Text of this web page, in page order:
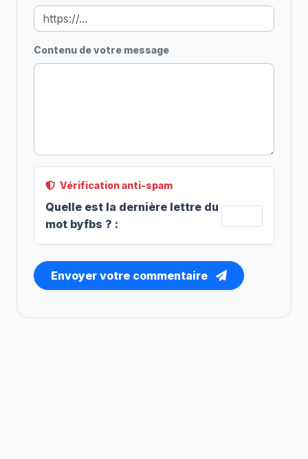
Contenu de votre message
Vérification anti-spam
Quelle est la dernière lettre du
mot byfbs ? :
Envoyer votre commentaire